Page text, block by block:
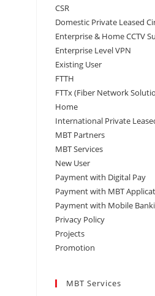
CSR
Domestic Private Leased
Enterprise & Home CCTV
Enterprise Level VPN
Existing User
FTTH
FTTx (Fiber Network
Home
International Private
MBT Partners
MBT Services
New User
Payment with Digital Pay
Payment with MBT
Payment with Mobile
Privacy Policy
Projects
Promotion
MBT Services